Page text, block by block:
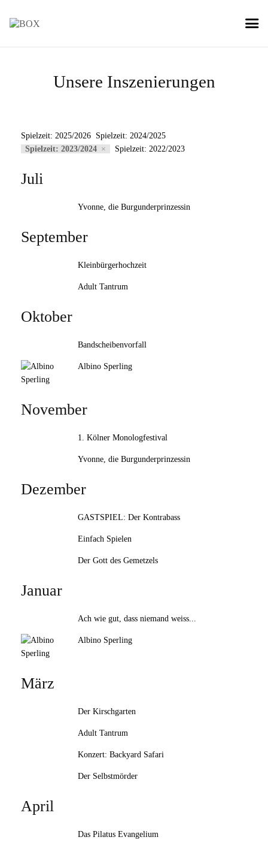
Unsere Inszenierungen
Spielzeit: 2025/2026 Spielzeit: 2024/2025
Spielzeit: 2023/2024
Spielzeit: 2022/2023
Juli
Yvonne, die Burgunderprinzessin
September
Kleinbürgerhochzeit
Adult Tantrum
Oktober
Bandscheibenvorfall
Albino Sperling
November
1. Kölner Monologfestival
Yvonne, die Burgunderprinzessin
Dezember
GASTSPIEL: Der Kontrabass
Einfach Spielen
Der Gott des Gemetzels
Januar
Ach wie gut, dass niemand weiss...
Albino Sperling
März
Der Kirschgarten
Adult Tantrum
Konzert: Backyard Safari
Der Selbstmörder
April
Das Pilatus Evangelium